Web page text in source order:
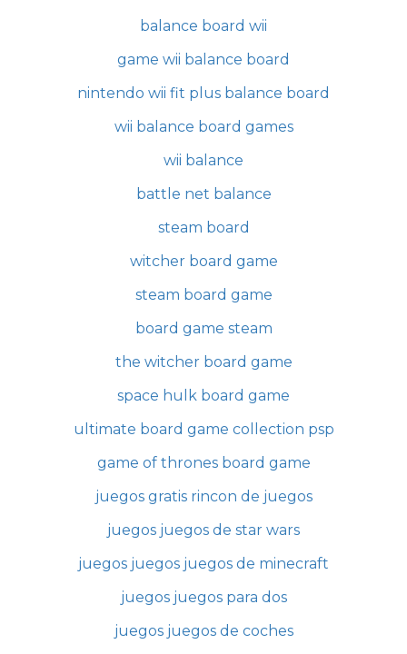
balance board wii
game wii balance board
nintendo wii fit plus balance board
wii balance board games
wii balance
battle net balance
steam board
witcher board game
steam board game
board game steam
the witcher board game
space hulk board game
ultimate board game collection psp
game of thrones board game
juegos gratis rincon de juegos
juegos juegos de star wars
juegos juegos juegos de minecraft
juegos juegos para dos
juegos juegos de coches